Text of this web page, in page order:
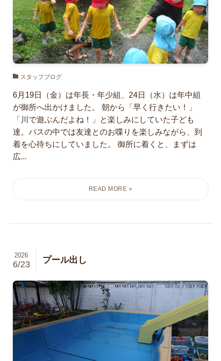
スタッフブログ
6月19日（金）は年長・年少組、24日（水）は年中組
が御所へ出かけました。 朝から「早く行きたい！」
「川で遊ぶんだよね！」と楽しみにしていた子ども
達。バスの中では友達とのお喋りを楽しみながら、到
着を心待ちにしていました。 御所に着くと、まずは
広...
プール出し
2026
6/23